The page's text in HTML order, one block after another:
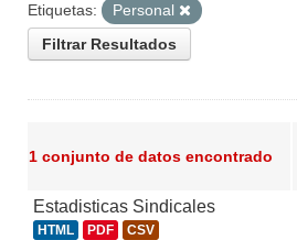
Etiquetas:
Personal
Filtrar Resultados
1 conjunto de datos encontrado
Estadisticas Sindicales
HTML PDF CSV